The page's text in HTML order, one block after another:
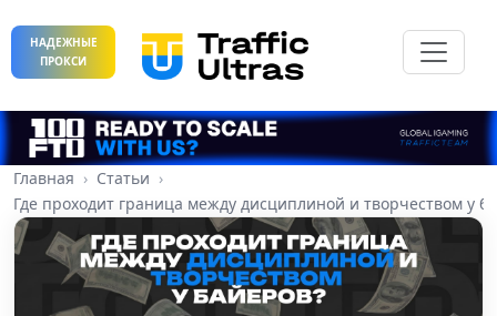
НАДЕЖНЫЕ
ПРОКСИ
Главная
Статьи
Где проходит граница между дисциплиной и творчеством у